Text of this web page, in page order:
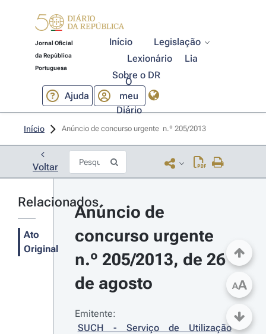
Jornal Oficial
da República
Portuguesa
Início
Legislação
Lexionário
Lia
Sobre o DR
Ajuda
O
meu
Diário
Início Anúncio de concurso urgente  n.º 205/2013
Voltar
Relacionados
Ato
Original
Anúncio de
concurso urgente
n.º 205/2013, de 26
de agosto
Emitente:
SUCH - Serviço de Utilização
AA